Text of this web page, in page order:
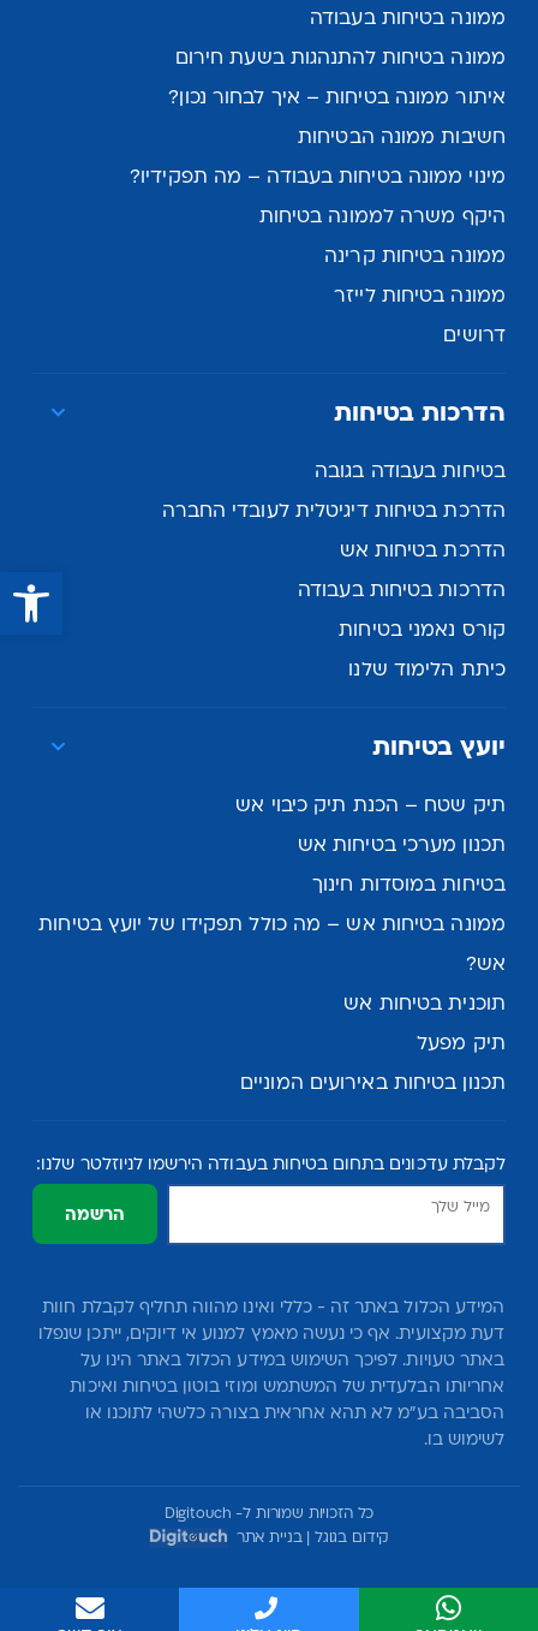
ממונה בטיחות בעבודה
ממונה בטיחות להתנהגות בשעת חירום
איתור ממונה בטיחות – איך לבחור נכון?
חשיבות ממונה הבטיחות
מינוי ממונה בטיחות בעבודה – מה תפקידיו?
היקף משרה לממונה בטיחות
ממונה בטיחות קרינה
ממונה בטיחות לייזר
דרושים
הדרכות בטיחות
בטיחות בעבודה בגובה
הדרכת בטיחות דיגיטלית לעובדי החברה
הדרכת בטיחות אש
הדרכות בטיחות בעבודה
קורס נאמני בטיחות
כיתת הלימוד שלנו
יועץ בטיחות
תיק שטח – הכנת תיק כיבוי אש
תכנון מערכי בטיחות אש
בטיחות במוסדות חינוך
ממונה בטיחות אש – מה כולל תפקידו של יועץ בטיחות
אש?
תוכנית בטיחות אש
תיק מפעל
תכנון בטיחות באירועים המוניים
לקבלת עדכונים בתחום בטיחות בעבודה הירשמו לניוזלטר שלנו:
הרשמה
המידע הכלול באתר זה - כללי ואינו מהווה תחליף לקבלת חוות
דעת מקצועית. אף כי נעשה מאמץ למנוע אי דיוקים, ייתכן שנפלו
באתר טעויות. לפיכך השימוש במידע הכלול באתר הינו על
אחריותו הבלעדית של המשתמש ומוזי בוטון בטיחות ואיכות
הסביבה בע"מ לא תהא אחראית בצורה כלשהי לתוכנו או
לשימוש בו.
כל הזכויות שמורות ל- Digitouch
קידום בגוגל |בניית אתר
פתח סרגל נגישות